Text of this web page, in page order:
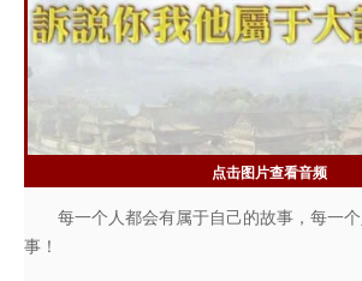
点击图片查看音频
每一个人都会有属于自己的故事，每一个
事！